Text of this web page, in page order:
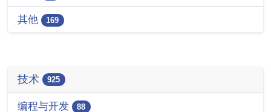
其他 169
技术 925
编程与开发 88